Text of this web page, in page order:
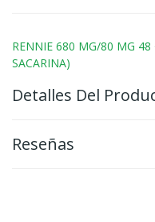
RENNIE 680 MG/80 MG 48
SACARINA)
Detalles Del
Reseñas